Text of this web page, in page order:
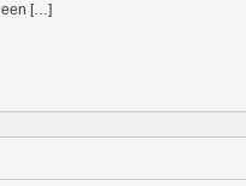
een […]